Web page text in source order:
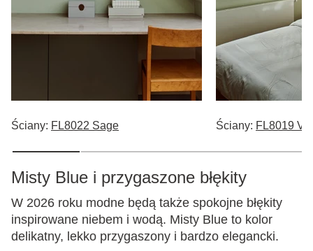
Ściany: FL8022 Sage Ściany: FL8019
Misty Blue i przygaszone błękity
W 2026 roku modne będą także spokojne błękity
inspirowane niebem i wodą. Misty Blue to kolor
delikatny, lekko przygaszony i bardzo elegancki.